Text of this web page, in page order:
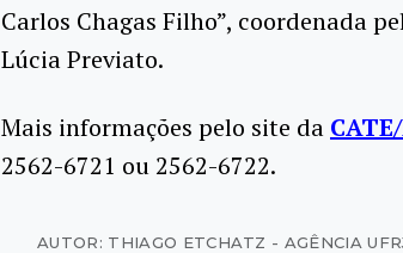
Carlos Chagas Filho”, coordenada
Lúcia Previato.
Mais informações pelo site da
2562-6721 ou 2562-6722.
AUTOR: THIAGO ETCHATZ - AGÊNCIA